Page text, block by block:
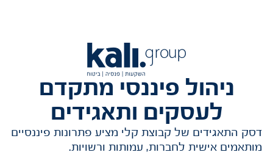
ניהול פיננסי מתקדם
לעסקים ותאגידים
דסק התאגידים של קבוצת קלי מציע פתרונות פיננסיים
מותאמים אישית לחברות, עמותות ורשויות.